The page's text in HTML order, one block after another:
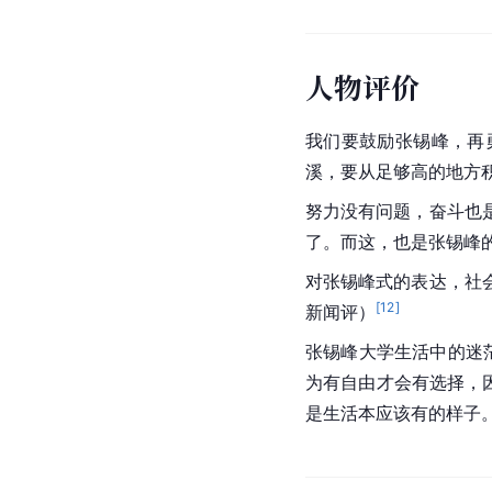
人物评价
我们要鼓励张锡峰，
溪，要从足够高的地方
努力没有问题，奋斗也
了。而这，也是张锡峰
对张锡峰式的表达，社
新闻评） [12]
张锡峰大学生活中的迷
为有自由才会有选择，
是生活本应该有的样子